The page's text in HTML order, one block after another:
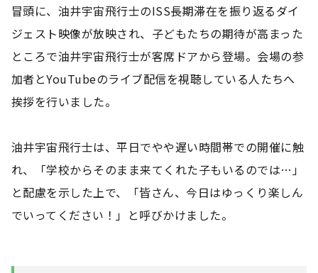
冒頭に、油井宇宙飛行士のISS長期滞在を振り返るダイ
ジェスト映像が放映され、子どもたちの期待が高まった
ところで油井宇宙飛行士が客席ドアから登場。会場の参
加者とYouTubeのライブ配信を視聴している人たちへ
挨拶を行いました。
油井宇宙飛行士は、平日でやや遅い時間帯での開催に触
れ、「学校からそのまま来てくれた子もいるのでは…」
と配慮を示した上で、「皆さん、今日はゆっくり楽しん
でいってください！」と呼びかけました。